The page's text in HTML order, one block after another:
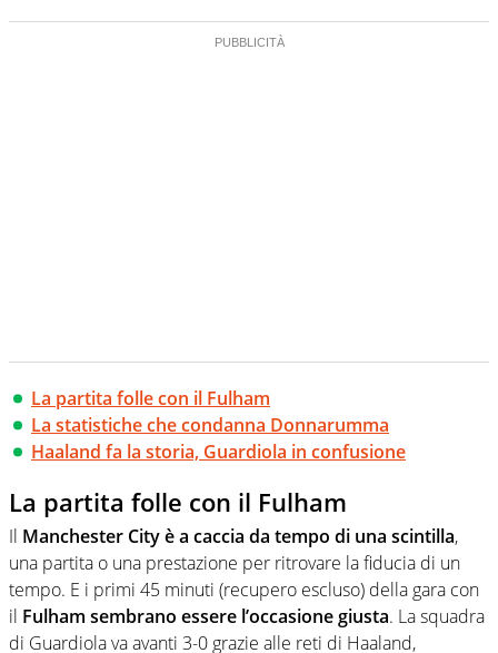
La partita folle con il Fulham
La statistiche che condanna Donnarumma
Haaland fa la storia, Guardiola in confusione
La partita folle con il Fulham
Il Manchester City è a caccia da tempo di una scintilla,
una partita o una prestazione per ritrovare la fiducia di un
tempo. E i primi 45 minuti (recupero escluso) della gara con
il Fulham sembrano essere l’occasione giusta. La squadra
di Guardiola va avanti 3-0 grazie alle reti di Haaland,